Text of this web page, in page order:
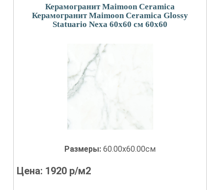
Керамогранит Maimoon Ceramica
Керамогранит Maimoon Ceramica Glossy
Statuario Nexa 60х60 см 60x60
Размеры: 60.00x60.00см
Цена: 1920 р/м2